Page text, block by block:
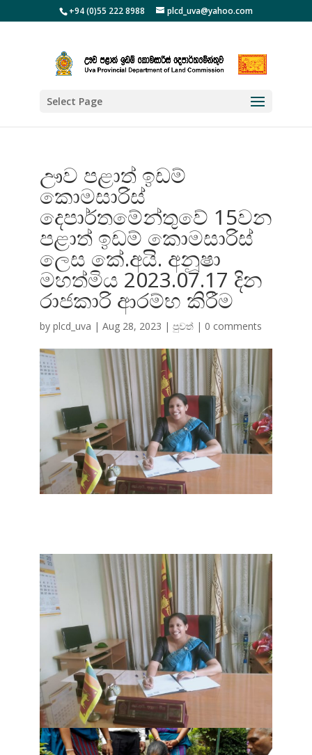
+94 (0)55 222 8988 plcd_uva@yahoo.com
Select Page
ඌව පළාත් ඉඩම්
කොමසාරිස්
දෙපාර්තමේන්තුවේ 15වන
පළාත් ඉඩම් කොමසාරිස්
ලෙස කේ.අයි. අනූෂා
මහත්මිය 2023.07.17 දින
රාජකාරි ආරම්භ කිරීම
by plcd_uva | Aug 28, 2023 | පුවත්| 0 comments